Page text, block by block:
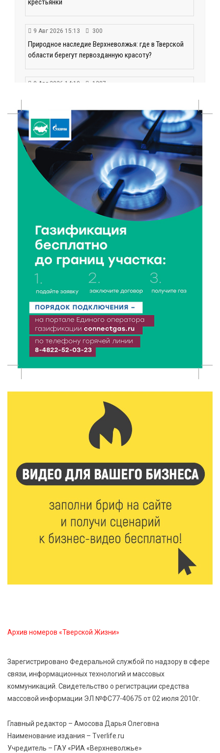
крестьянки
9 Авг 2026 15:13 300
Природное наследие Верхневолжья: где в Тверской
области берегут первозданную красоту?
9 Авг 2026 14:19 1297
9 Авг 2026 14:13 276
Вышневолоцкий музей раскроет малоизвестные
страницы биографии Муслима Магомаева
9 Авг 2026 13:13 408
Поддержка и знания: в Рамешках обсудили
тонкости грудного вскармливания
9 Авг 2026 12:13 329
От проекта к проекту: в Твери самозанятость чаще
воспринимают как временную меру
9 Авг 2026 12:12 576
Бологовские школьники доказали чистоту воздуха
в парке
9 Авг 2026 11:13 318
2104
Тверские пенсионеры скажут «спасибо» интернету
577
В Твери росгвардейцы отметили День
физкультурника турниром по настольному теннису
Защита с первых дней: почему так важна
вакцинация новорождённых
Виталий Королев поздравил ветерана из Твери со
100-летием
Архив номеров «Тверской Жизни»
Зарегистрировано Федеральной службой по надзору в сфере
связи, информационных технологий и массовых
коммуникаций. Свидетельство о регистрации средства
массовой информации ЭЛ №ФС77-40675 от 02 июля 2010г.
Главный редактор – Амосова Дарья Олеговна
Наименование издания – Tverlife.ru
Учредитель – ГАУ «РИА «Верхневолжье»